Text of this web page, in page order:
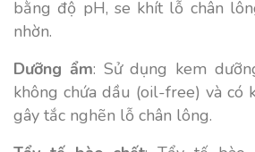
bằng độ pH, se khít lỗ chân
nhờn.
Dưỡng ẩm: Sử dụng kem
không chứa dầu (oil-free) và có
gây tắc nghẽn lỗ chân lông.